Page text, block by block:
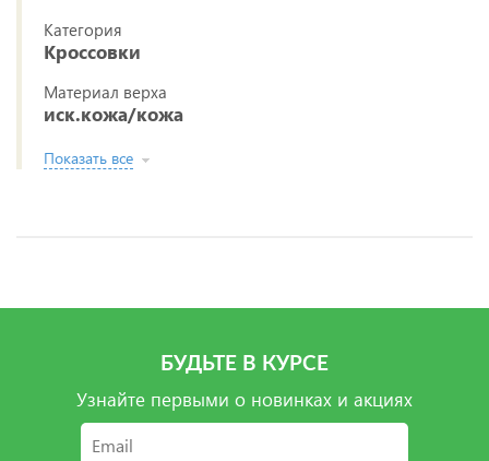
Категория
Кроссовки
Материал верха
иск.кожа/кожа
Показать все
БУДЬТЕ В КУРСЕ
Узнайте первыми о новинках и акциях